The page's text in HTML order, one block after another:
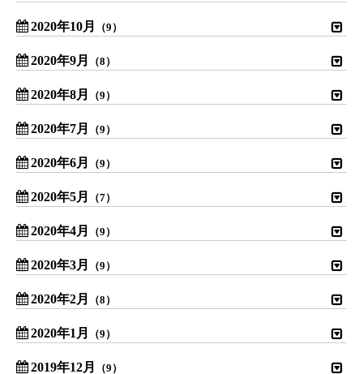
2020年10月 （9）
2020年9月 （8）
2020年8月 （9）
2020年7月 （9）
2020年6月 （9）
2020年5月 （7）
2020年4月 （9）
2020年3月 （9）
2020年2月 （8）
2020年1月 （9）
2019年12月 （9）